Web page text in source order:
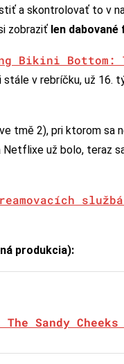
a skontrolovať to v
zobraziť len dabované
Bikini Bottom:
v rebríčku, už 16.
tmě 2), pri ktorom sa
už bolo, teraz
produkcia):
Sandy Cheeks